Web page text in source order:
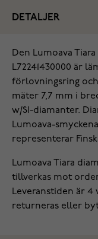
DETALJER
Den Lumoava
L72241430000 är
förlovningsring
mäter 7,7 mm i
w/SI-diamanter.
Lumoava-
representerar
Lumoava Tiara
tillverkas mot
Leveranstiden är 4
returneras eller